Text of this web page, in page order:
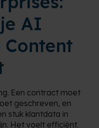
AI
Een contract moet
geschreven, en
stuk klantdata in
Het voelt efficiënt.